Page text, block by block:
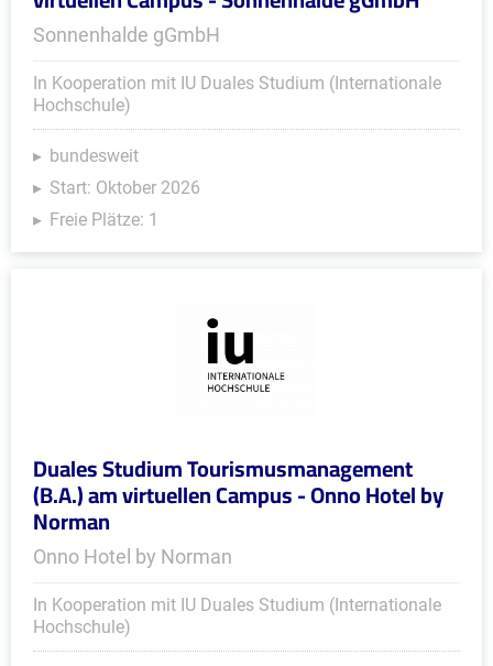
Sonnenhalde gGmbH
In Kooperation mit IU Duales Studium (Internationale
Hochschule)
bundesweit
Start: Oktober 2026
Freie Plätze: 1
Duales Studium Tourismusmanagement
(B.A.) am virtuellen Campus - Onno Hotel by
Norman
Onno Hotel by Norman
In Kooperation mit IU Duales Studium (Internationale
Hochschule)